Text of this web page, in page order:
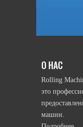
О НАС
Rolling
это
машин.